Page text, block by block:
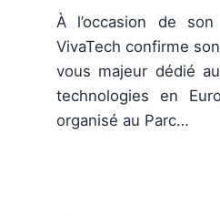
À l’occasion de son
VivaTech confirme
vous majeur dédié
technologies en
organisé au Parc…